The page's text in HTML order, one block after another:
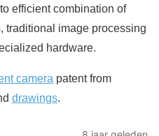
efficient combination of
traditional image processing
hardware.
camera patent from
drawings.